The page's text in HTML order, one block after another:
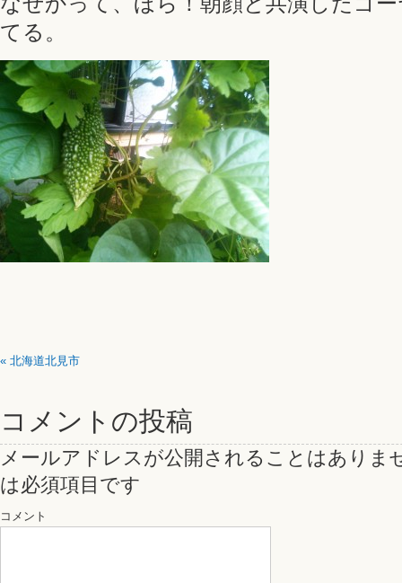
てる。
« 北海道北見市
コメントの投稿
メールアドレスが公開されることはありま
は必須項目です
コメント